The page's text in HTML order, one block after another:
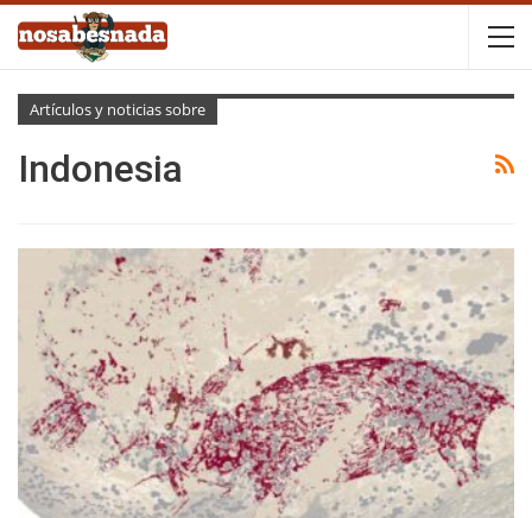
Artículos y noticias sobre
Indonesia